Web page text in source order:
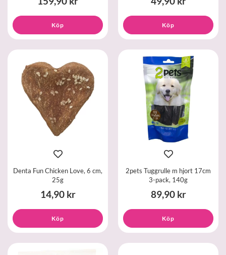
Köp Köp
Denta Fun Chicken Love, 6 cm,
25g
14,90 kr
Köp
2pets Tuggrulle m hjort 17cm
3-pack, 140g
89,90 kr
Köp